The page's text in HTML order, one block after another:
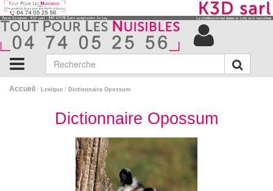
Accueil / Lexique / Dictionnaire Opossum
Dictionnaire Opossum